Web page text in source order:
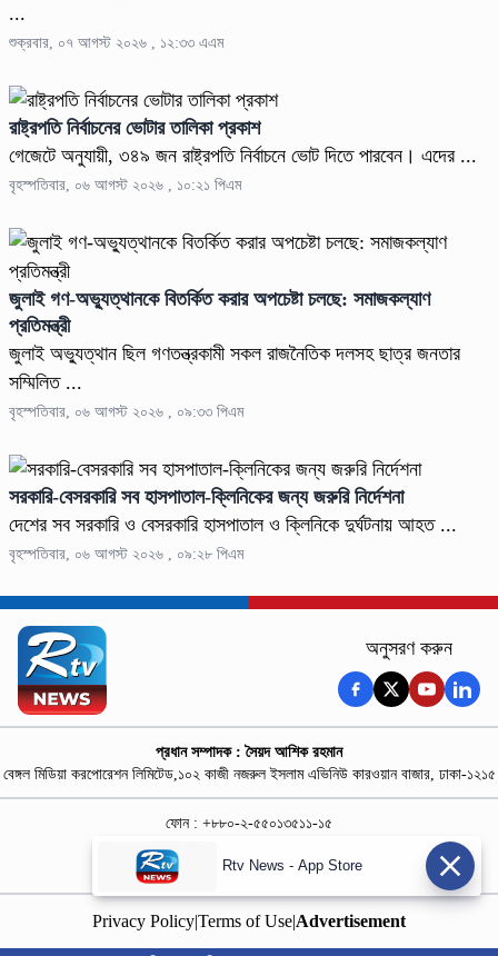
...
শুক্রবার, ০৭ আগস্ট ২০২৬ , ১২:৩৩ এএম
রাষ্ট্রপতি নির্বাচনের ভোটার তালিকা প্রকাশ
গেজেটে অনুযায়ী, ৩৪৯ জন রাষ্ট্রপতি নির্বাচনে ভোট দিতে পারবেন। এদের ...
বৃহস্পতিবার, ০৬ আগস্ট ২০২৬ , ১০:২১ পিএম
জুলাই গণ-অভ্যুত্থানকে বিতর্কিত করার অপচেষ্টা চলছে: সমাজকল্যাণ
প্রতিমন্ত্রী
জুলাই অভ্যুত্থান ছিল গণতন্ত্রকামী সকল রাজনৈতিক দলসহ ছাত্র জনতার
সম্মিলিত ...
বৃহস্পতিবার, ০৬ আগস্ট ২০২৬ , ০৯:৩৩ পিএম
সরকারি-বেসরকারি সব হাসপাতাল-ক্লিনিকের জন্য জরুরি নির্দেশনা
দেশের সব সরকারি ও বেসরকারি হাসপাতাল ও ক্লিনিকে দুর্ঘটনায় আহত ...
বৃহস্পতিবার, ০৬ আগস্ট ২০২৬ , ০৯:২৮ পিএম
অনুসরণ করুন
প্রধান সম্পাদক : সৈয়দ আশিক রহমান
বেঙ্গল মিডিয়া করপোরেশন লিমিটেড,১০২ কাজী নজরুল ইসলাম এভিনিউ কারওয়ান বাজার, ঢাকা-১২১৫
ফোন : +৮৮০-২-৫৫০১৩৫১১-১৫
বিজ্ঞাপন :
rtvdigitalad@gmail.com
Privacy Policy|Terms of Use|Advertisement
Rtv News - App Store